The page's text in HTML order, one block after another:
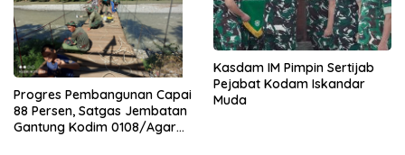
Progres Pembangunan Capai
88 Persen, Satgas Jembatan
Gantung Kodim 0108/Agara
Kasdam IM Pimpin Sertijab
Pejabat Kodam Iskandar
Muda